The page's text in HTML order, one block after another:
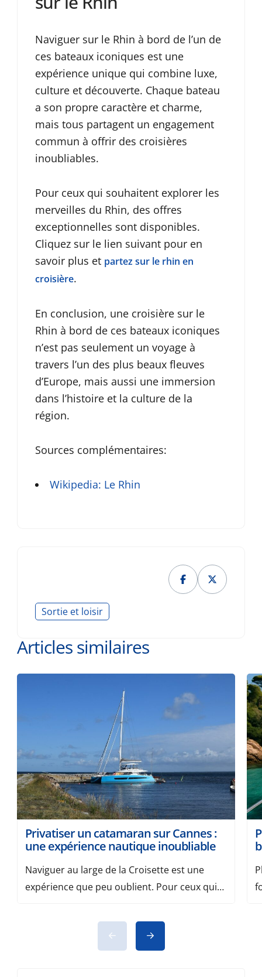
Naviguer sur le Rhin à bord de l’un de
ces bateaux iconiques est une
expérience unique qui combine luxe,
culture et découverte. Chaque bateau
a son propre caractère et charme,
mais tous partagent un engagement
commun à offrir des croisières
inoubliables.
Pour ceux qui souhaitent explorer les
merveilles du Rhin, des offres
exceptionnelles sont disponibles.
Cliquez sur le lien suivant pour en
savoir plus et partez sur le rhin en
croisière.
En conclusion, une croisière sur le
Rhin à bord de ces bateaux iconiques
n’est pas seulement un voyage à
travers l’un des plus beaux fleuves
d’Europe, mais aussi une immersion
dans l’histoire et la culture de la
région.
Sources complémentaires:
Wikipedia: Le Rhin
Sortie et loisir
Articles similaires
Privatiser un catamaran sur Cannes :
une expérience nautique inoubliable
Naviguer au large de la Croisette est une
expérience que peu oublient. Pour ceux qui
privatiser un catamaran sur Cannes est
aujourd’hui la meilleure façon de découvrir la
Méditerranée autrement. Entre amis, en